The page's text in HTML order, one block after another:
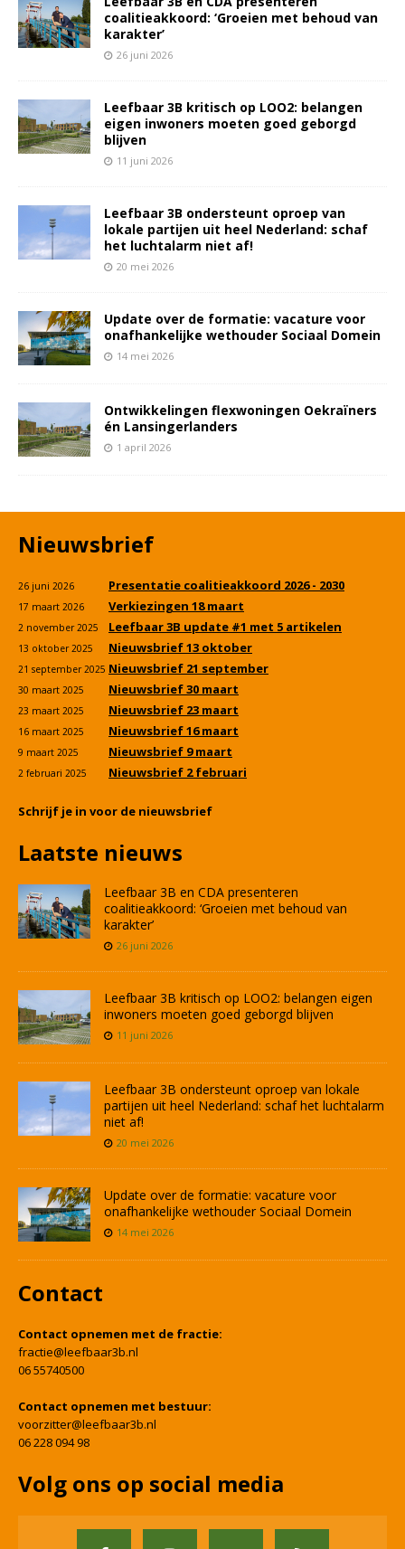
coalitieakkoord: ‘Groeien met behoud van
karakter’
26 juni 2026
Leefbaar 3B kritisch op LOO2: belangen
eigen inwoners moeten goed geborgd
blijven
11 juni 2026
Leefbaar 3B ondersteunt oproep van
lokale partijen uit heel Nederland: schaf
het luchtalarm niet af!
20 mei 2026
Update over de formatie: vacature voor
onafhankelijke wethouder Sociaal Domein
14 mei 2026
Ontwikkelingen flexwoningen Oekraïners
én Lansingerlanders
1 april 2026
Nieuwsbrief
26 juni 2026 Presentatie coalitieakkoord 2026 - 2030
17 maart 2026 Verkiezingen 18 maart
2 november 2025 Leefbaar 3B update #1 met 5 artikelen
13 oktober 2025 Nieuwsbrief 13 oktober
21 september 2025 Nieuwsbrief 21 september
30 maart 2025 Nieuwsbrief 30 maart
23 maart 2025 Nieuwsbrief 23 maart
16 maart 2025 Nieuwsbrief 16 maart
9 maart 2025 Nieuwsbrief 9 maart
2 februari 2025 Nieuwsbrief 2 februari
Schrijf je in voor de nieuwsbrief
Laatste nieuws
Leefbaar 3B en CDA presenteren
coalitieakkoord: ‘Groeien met behoud van
karakter’
26 juni 2026
Leefbaar 3B kritisch op LOO2: belangen eigen
inwoners moeten goed geborgd blijven
11 juni 2026
Leefbaar 3B ondersteunt oproep van lokale
partijen uit heel Nederland: schaf het luchtalarm
niet af!
20 mei 2026
Update over de formatie: vacature voor
onafhankelijke wethouder Sociaal Domein
14 mei 2026
Contact
Contact opnemen met de fractie:
fractie@leefbaar3b.nl
06 55740500
Contact opnemen met bestuur:
voorzitter@leefbaar3b.nl
06 228 094 98
Volg ons op social media